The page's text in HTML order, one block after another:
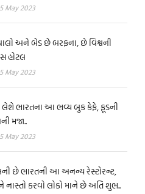
May 2023
અને બેડ છે બરફના, છે વિશ્વની
હોટલ
May 2023
લેશે ભારતના આ ભવ્ય બુક કેફે, ફૂડની
મજા..
May 2023
છે ભારતની આ અનન્ય રેસ્ટોરન્ટ,
કરવો લોકો માને છે અતિ શુભ..